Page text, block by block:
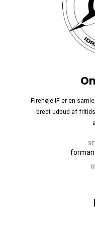
Firehøje IF er en
bredt udbud af